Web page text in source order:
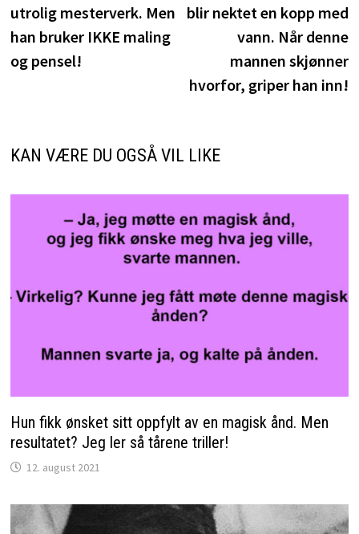
utrolig mesterverk. Men
han bruker IKKE maling
og pensel!
blir nektet en kopp med
vann. Når denne
mannen skjønner
hvorfor, griper han inn!
KAN VÆRE DU OGSÅ VIL LIKE
Hun fikk ønsket sitt oppfylt av en magisk ånd. Men
resultatet? Jeg ler så tårene triller!
12. august 2021